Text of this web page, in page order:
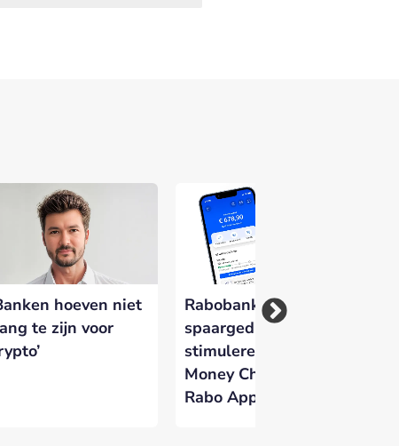
hoeven niet
te zijn voor
Rabobank wil
spaargedrag
stimuleren met
Money Challenges in
Rabo App